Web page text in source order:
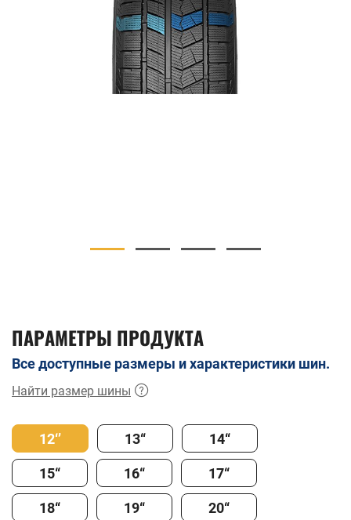
ПАРАМЕТРЫ ПРОДУКТА
Все доступные размеры и характеристики шин.
Найти размер шины
12‘’ 13“
14“
15“
16“
17“
18“
19“ 20“